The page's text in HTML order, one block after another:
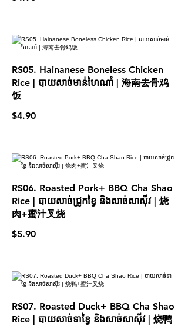
RS05. Hainanese Boneless Chicken
Rice | បាយសាច់មាន់ហៃណាំ | 海南去骨鸡
饭
$4.90
RS06. Roasted Pork+ BBQ Cha Shao
Rice | បាយសាច់ជ្រូកខ្វៃ និងសាច់សាស៊ីវ | 烧
肉+蜜汁叉烧
$5.90
RS07. Roasted Duck+ BBQ Cha Shao
Rice | បាយសាច់ទាខ្វៃ និង​សាច់សាស៊ីវ | 烧鸭